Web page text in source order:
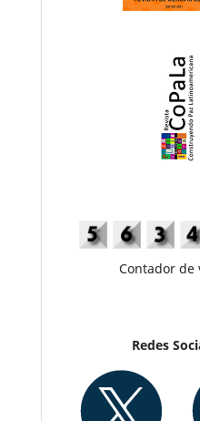
Contador de
Redes